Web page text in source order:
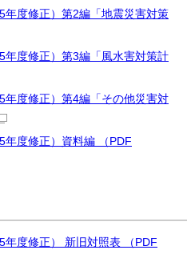
年度修正）第2編「地震災害対策
年度修正）第3編「風水害対策計
年度修正）第4編「その他災害対
年度修正）資料編 （PDF
年度修正） 新旧対照表 （PDF